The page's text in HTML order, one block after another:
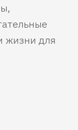
жизни для